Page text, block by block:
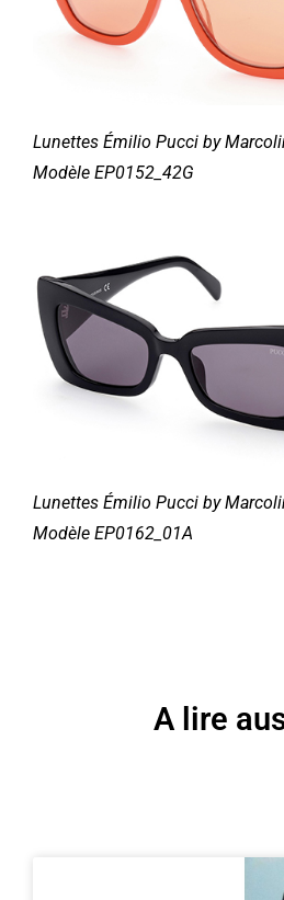
Lunettes Émilio Pucci by
Modèle EP0152_42G
Lunettes Émilio Pucci by
Modèle EP0162_01A
A lire